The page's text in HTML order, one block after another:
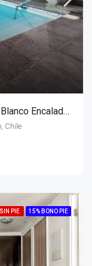
Venta de Departamento en Almirante Blanco Encalada, Santiago
Chile
SIN PIE 15% BONO PIE